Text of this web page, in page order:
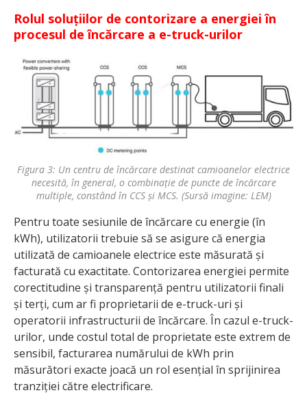
Rolul soluțiilor de contorizare a energiei în
procesul de încărcare a e-truck-urilor
Figura 3: Un centru de încărcare destinat camioanelor electrice
necesită, în general, o combinație de puncte de încărcare
multiple, constând în CCS și MCS. (Sursă imagine: LEM)
Pentru toate sesiunile de încărcare cu energie (în
kWh), utilizatorii trebuie să se asigure că energia
utilizată de camioanele electrice este măsurată și
facturată cu exactitate. Contorizarea energiei permite
corectitudine și transparență pentru utilizatorii finali
și terți, cum ar fi proprietarii de e-truck-uri și
operatorii infrastructurii de încărcare. În cazul e-truck-
urilor, unde costul total de proprietate este extrem de
sensibil, facturarea numărului de kWh prin
măsurători exacte joacă un rol esențial în sprijinirea
tranziției către electrificare.